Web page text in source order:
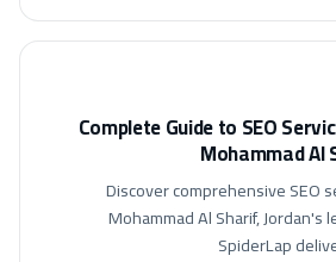
Complete Guide to SEO
Mohammad Al
Discover comprehensive SEO
Mohammad Al Sharif, Jordan's
SpiderLap